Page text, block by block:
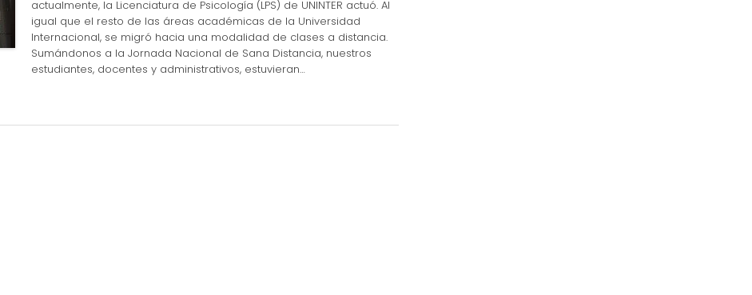
actualmente, la Licenciatura de Psicología (LPS) de UNINTER actuó. Al
igual que el resto de las áreas académicas de la Universidad
Internacional, se migró hacia una modalidad de clases a distancia.
Sumándonos a la Jornada Nacional de Sana Distancia, nuestros
estudiantes, docentes y administrativos, estuvieran…